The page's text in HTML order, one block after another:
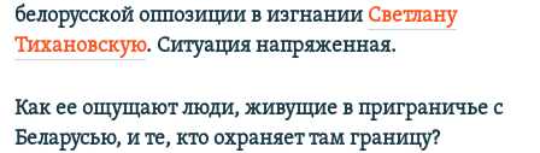
белорусской оппозиции в изгнании Светлану
Тихановскую. Ситуация напряженная.
Как ее ощущают люди, живущие в приграничье с
Беларусью, и те, кто охраняет там границу?